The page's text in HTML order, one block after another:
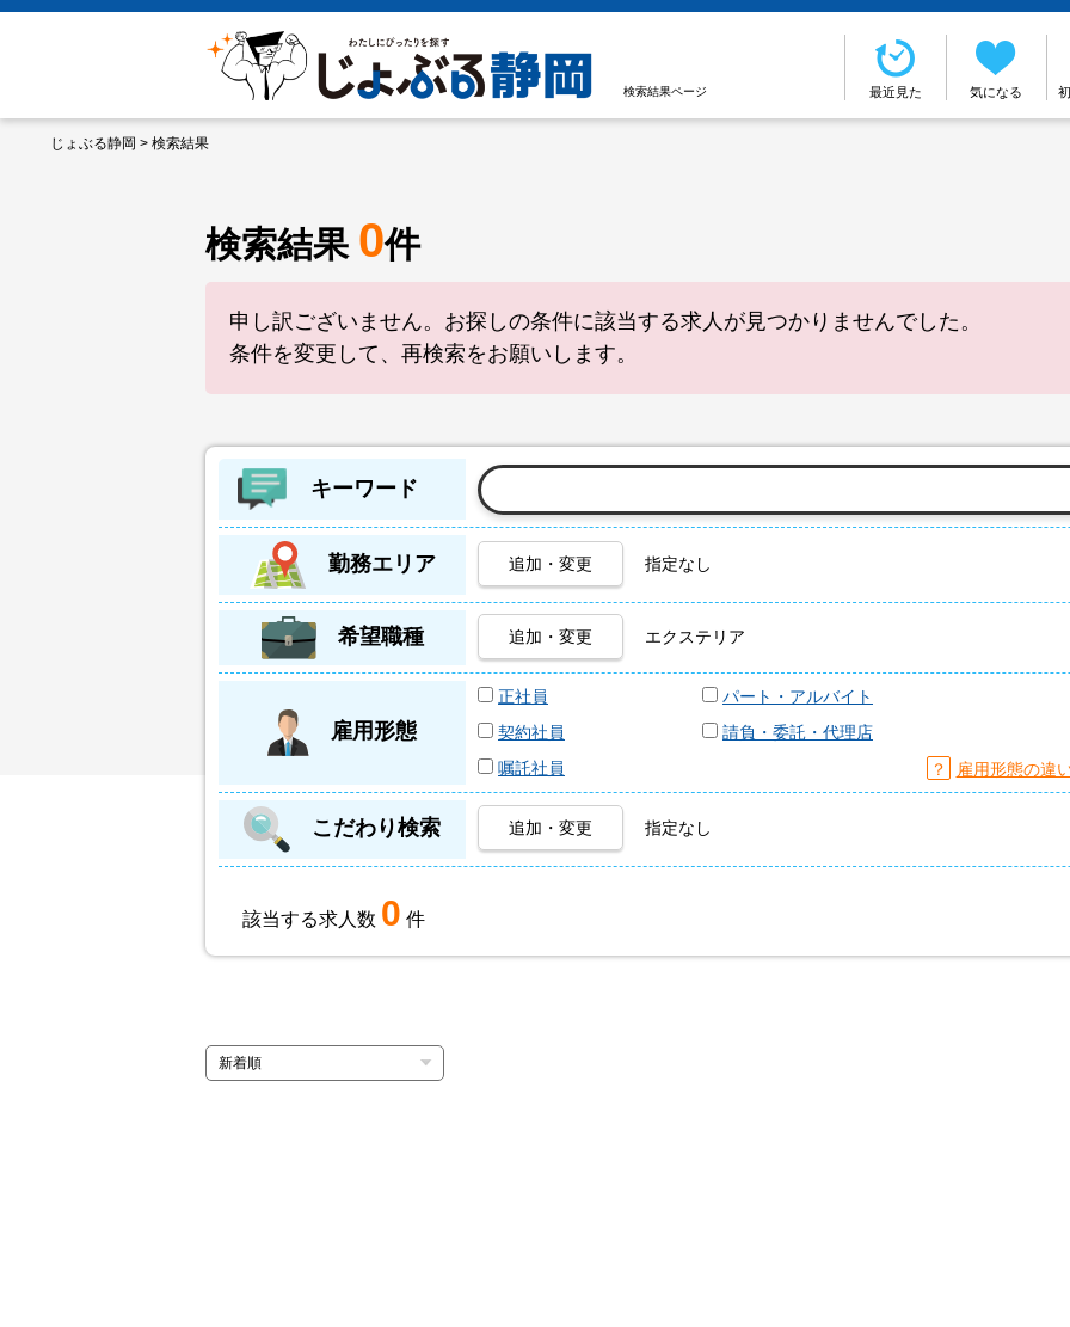
検索結果ページ 最近見た 気になる
じょぶる静岡 > 検索結果
検索結果 0件
申し訳ございません。お探しの条件に該当する求人が見つかりませんでした。
条件を変更して、再検索をお願いします。
キーワード
勤務エリア 追加・変更 指定なし
希望職種 追加・変更 エクステリア
雇用形態
正社員
パート・アルバイト
契約社員
請負・委託・代理店
嘱託社員
？ 雇用形態の違
こだわり検索 追加・変更 指定なし
該当する求人数 0 件